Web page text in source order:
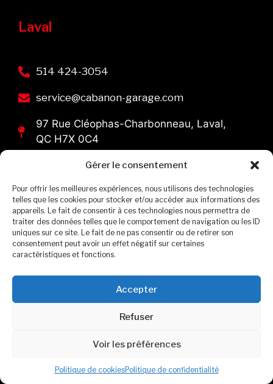
Gérer le consentement
Pour offrir les meilleures expériences, nous utilisons des technologies
telles que les cookies pour stocker et/ou accéder aux informations des
appareils. Le fait de consentir à ces technologies nous permettra de
traiter des données telles que le comportement de navigation ou les ID
uniques sur ce site. Le fait de ne pas consentir ou de retirer son
consentement peut avoir un effet négatif sur certaines
caractéristiques et fonctions.
Accepter
Refuser
Voir les préférences
Politique de cookiesPolitique de confidentialité
Laval
514 424-3054
service@cabanon-garage.com
97 Rue Cléophas-Charbonneau, Laval,
QC H7X 0C4
Demande d'itinéraire
Voir l'horaire
Formulaire de contact